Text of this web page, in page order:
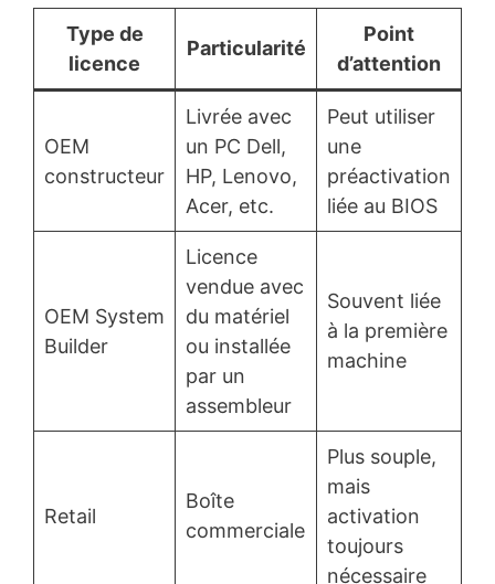
Type de
licence
Particularité
Point
d’attention
OEM
constructeur
Livrée avec
un PC Dell,
HP, Lenovo,
Acer, etc.
Peut utiliser
une
préactivation
liée au BIOS
OEM System
Builder
Licence
vendue avec
du matériel
ou installée
par un
assembleur
Souvent liée
à la première
machine
Retail
Boîte
commerciale
Plus souple,
mais
activation
toujours
nécessaire